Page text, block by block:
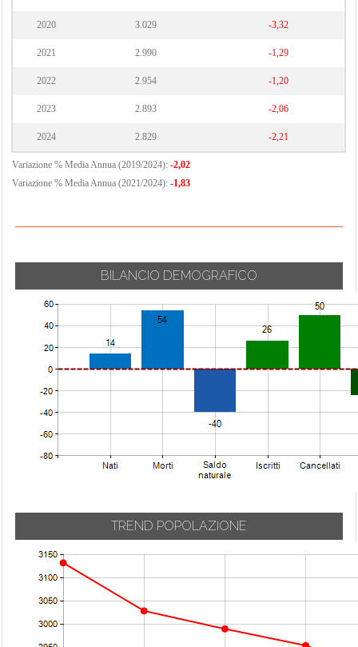
2020 3.029 -3,32
2021 2.990 -1,29
2022 2.954 -1,20
2023 2.893 -2,06
2024 2.829 -2,21
Variazione % Media Annua (2019/2024): -2,02
Variazione % Media Annua (2021/2024): -1,83
BILANCIO DEMOGRAFICO
TREND POPOLAZIONE